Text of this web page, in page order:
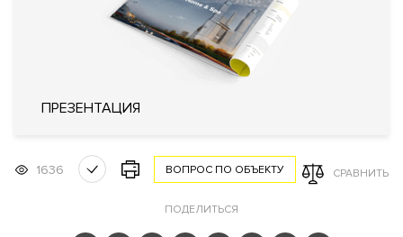
Индивидуальный тепловой пункт
OTIS (США)
Описание
(Ривердейл Апартаментс)
ПРЕЗЕНТАЦИЯ
1636 ВОПРОС ПО ОБЪЕКТУ СРАВНИТЬ
ПОДЕЛИТЬСЯ